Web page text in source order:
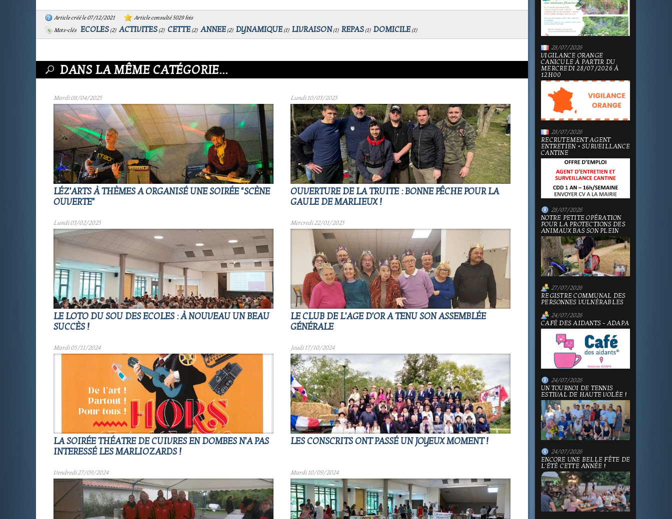
Article créé le 07/12/2021
Article consulté 5029 fois
Mots-clés
ECOLES (2) ACTIVITES (2) CETTE (2) ANNEE (2) DYNAMIQUE (1) LIVRAISON (1) REPAS (1) DOMICILE (1)
DANS LA MÊME CATÉGORIE...
Mardi 08/04/2025
LÉZ'ARTS À THÈMES A ORGANISÉ UNE SOIRÉE "SCÈNE
OUVERTE"
Lundi 10/03/2025
OUVERTURE DE LA TRUITE : BONNE PÊCHE POUR LA
GAULE DE MARLIEUX !
Lundi 03/02/2025
LE LOTO DU SOU DES ECOLES : À NOUVEAU UN BEAU
SUCCÈS !
Mercredi 22/01/2025
LE CLUB DE L'AGE D'OR A TENU SON ASSEMBLÉE
GÉNÉRALE
Mardi 05/11/2024
LA SOIRÉE THÉATRE DE CUIVRES EN DOMBES N'A PAS
INTERESSÉ LES MARLIOZARDS !
Jeudi 17/10/2024
LES CONSCRITS ONT PASSÉ UN JOYEUX MOMENT !
Vendredi 27/09/2024 Mardi 10/09/2024
28/07/2026
VIGILANCE ORANGE
CANICULE À PARTIR DU
MERCREDI 28/07/2026 À
12H00
28/07/2026
RECRUTEMENT AGENT
ENTRETIEN + SURVEILLANCE
CANTINE
28/07/2026
NOTRE PETITE OPÉRATION
POUR LA PROTECTIONS DES
ANIMAUX BAS SON PLEIN
27/07/2026
REGISTRE COMMUNAL DES
PERSONNES VULNÉRABLES
24/07/2026
CAFÉ DES AIDANTS - ADAPA
24/07/2026
UN TOURNOI DE TENNIS
ESTIVAL DE HAUTE VOLÉE !
24/07/2026
ENCORE UNE BELLE FÊTE DE
L'ÉTÉ CETTE ANNÉE !